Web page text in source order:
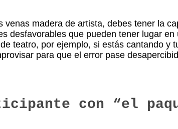
venas madera de artista, debes tener la
desfavorables que pueden tener lugar
teatro, por ejemplo, si estás cantando y
para que el error pase
con “el